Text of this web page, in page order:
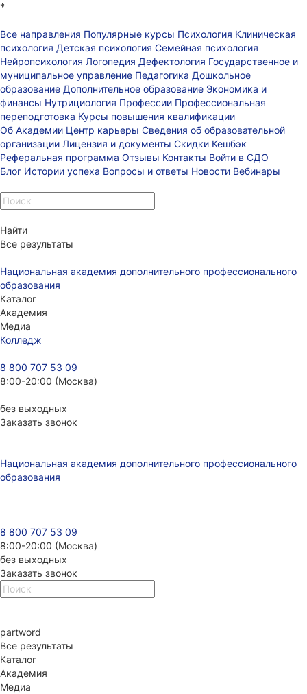
*
Все направления Популярные курсы Психология Клиническая
психология Детская психология Семейная психология
Нейропсихология Логопедия Дефектология Государственное и
муниципальное управление Педагогика Дошкольное
образование Дополнительное образование Экономика и
финансы Нутрициология Профессии Профессиональная
переподготовка Курсы повышения квалификации
Об Академии Центр карьеры Сведения об образовательной
организации Лицензия и документы Скидки Кешбэк
Реферальная программа Отзывы Контакты Войти в СДО
Блог Истории успеха Вопросы и ответы Новости Вебинары
Найти
Все результаты
Национальная академия дополнительного профессионального
образования
Каталог
Академия
Медиа
Колледж
8 800 707 53 09
8:00-20:00 (Москва)
без выходных
Заказать звонок
Национальная академия дополнительного профессионального
образования
8 800 707 53 09
8:00-20:00 (Москва)
без выходных
Заказать звонок
partword
Все результаты
Каталог
Академия
Медиа